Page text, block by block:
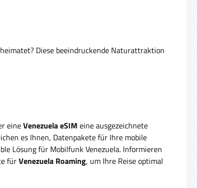
Diese beeindruckende Naturattraktion
eineVenezuela eSIM eine ausgezeichnete
es Ihnen, Datenpakete für Ihre mobile
Lösung für Mobilfunk Venezuela. Informieren
fürVenezuela Roaming, um Ihre Reise optimal